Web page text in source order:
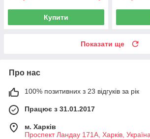
Купити
Показати ще
Про нас
100% позитивних з 23 відгуків за рік
Працює з 31.01.2017
м. Харків
Проспект Ландау 171А, Харків, Україна